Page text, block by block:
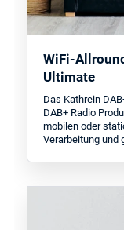
WiFi-
Ultimate
Das Kathrein
DAB+ Radio
mobilen oder
Verarbeitung und